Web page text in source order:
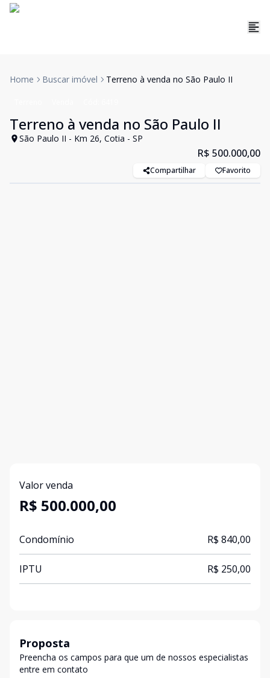
Home Buscar imóvel Terreno à venda no São Paulo II
Terreno à venda no São Paulo II
São Paulo II - Km 26, Cotia - SP
R$ 500.000,00
Compartilhar Favorito
Valor venda
R$ 500.000,00
Condomínio R$ 840,00
IPTU R$ 250,00
Proposta
Preencha os campos para que um de nossos especialistas
entre em contato